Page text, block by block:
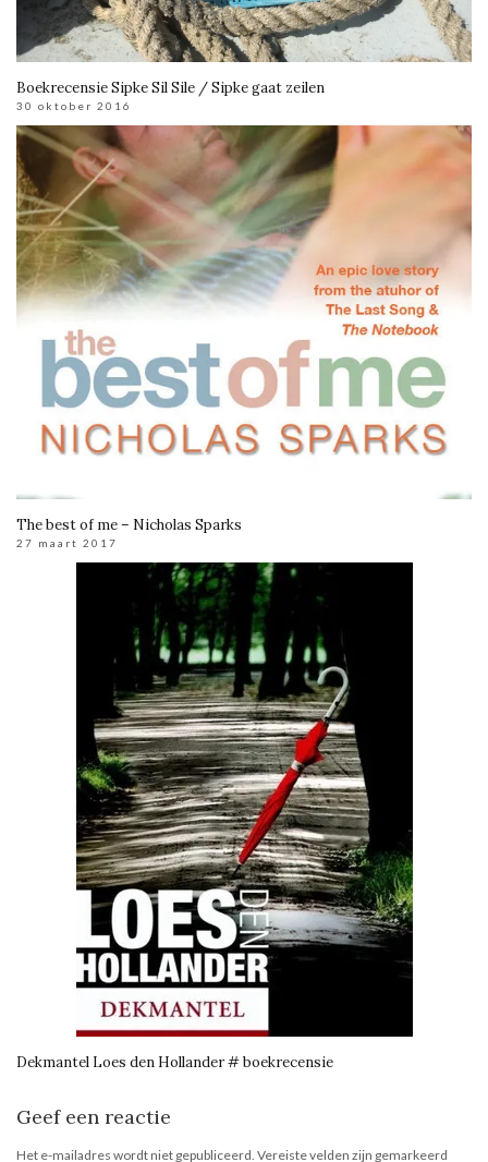
Boekrecensie Sipke Sil Sile / Sipke gaat zeilen
30 oktober 2016
The best of me – Nicholas Sparks
27 maart 2017
Dekmantel Loes den Hollander # boekrecensie
Geef een reactie
Het e-mailadres wordt niet gepubliceerd. Vereiste velden zijn gemarkeerd